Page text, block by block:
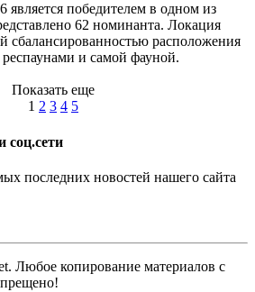
является победителем в одном из
62 номинанта. Локация
сбалансированностью расположения
и самой фауной.
Показать еще
1 2 3 4 5
соц.сети
последних новостей нашего сайта
Любое копирование материалов с